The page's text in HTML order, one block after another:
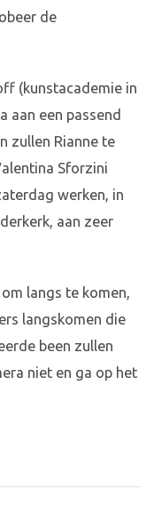
de
(kunstacademie in
aan een passend
zullen Rianne te
Sforzini
werken, in
aan zeer
langs te komen,
langskomen die
been zullen
niet en ga op het